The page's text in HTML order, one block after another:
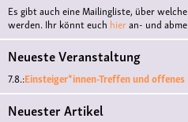
Es gibt auch eine Mailingliste, über
werden. Ihr könnt euch hieran- und
Neueste Veranstaltung
7.8.:Einsteiger*innen-Treffen und
Neuester Artikel